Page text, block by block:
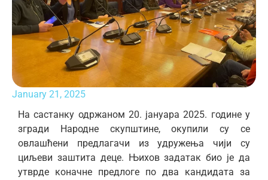
January 21, 2025
На састанку одржаном 20. јануара 2025. године у
згради Народне скупштине, окупили су се
овлашћени предлагачи из удружења чији су
циљеви заштита деце. Њихов задатак био је да
утврде коначне предлоге по два кандидата за